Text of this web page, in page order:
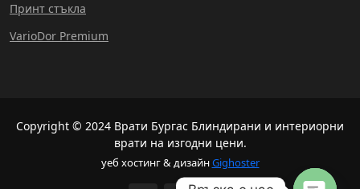
Принт стъкла
VarioDor Premium
Copyright © 2024 Врати Бургас Блиндирани и интериорни
врати на изгодни цени.
уеб хостинг & дизайнGighoster